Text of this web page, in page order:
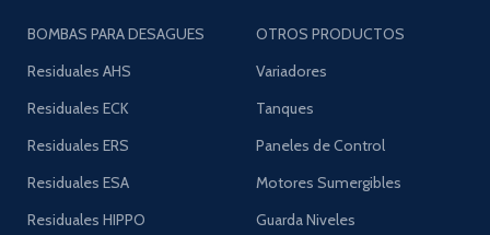
BOMBAS PARA DESAGUES
Residuales AHS
Residuales ECK
Residuales ERS
Residuales ESA
Residuales HIPPO
OTROS PRODUCTOS
Variadores
Tanques
Paneles de Control
Motores Sumergibles
Guarda Niveles